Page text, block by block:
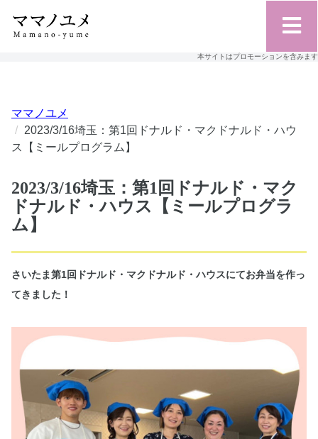
本サイトはプロモーションを含みます
ママノユメ
2023/3/16埼玉：第1回ドナルド・マクドナルド・ハウ
ス【ミールプログラム】
2023/3/16埼玉：第1回ドナルド・マク
ドナルド・ハウス【ミールプログラ
ム】
さいたま第1回ドナルド・マクドナルド・ハウスにてお弁当を作っ
てきました！